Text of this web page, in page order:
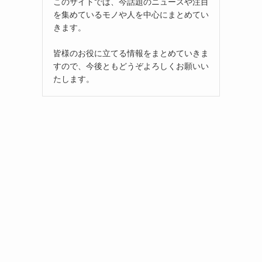
を集めているモノや人を中心にまとめてい
きます。
皆様のお役に立てる情報をまとめていきま
すので、今後ともどうぞよろしくお願いい
たします。